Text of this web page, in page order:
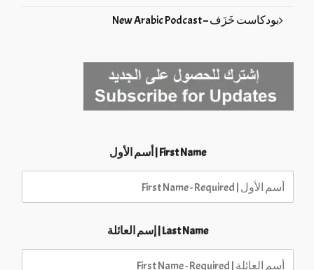
بودكاست خَزَف – New Arabic Podcast
First Name | أسم الأول
Last Name | إسم العائلة